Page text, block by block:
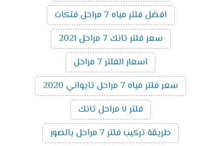
افضل فلتر مياه 7 مراحل فتكات
سعر فلتر تانك 7 مراحل 2021
اسعار الفلتر 7 مراحل
سعر فلتر مياه 7 مراحل تايواني 2020
فلتر ٧ مراحل تانك
طريقة تركيب فلتر 7 مراحل بالصور